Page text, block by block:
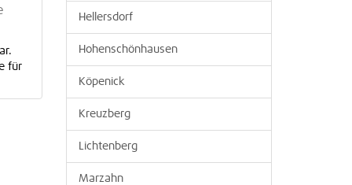
für
Hellersdorf
Hohenschönhausen
Köpenick
Kreuzberg
Lichtenberg
Marzahn